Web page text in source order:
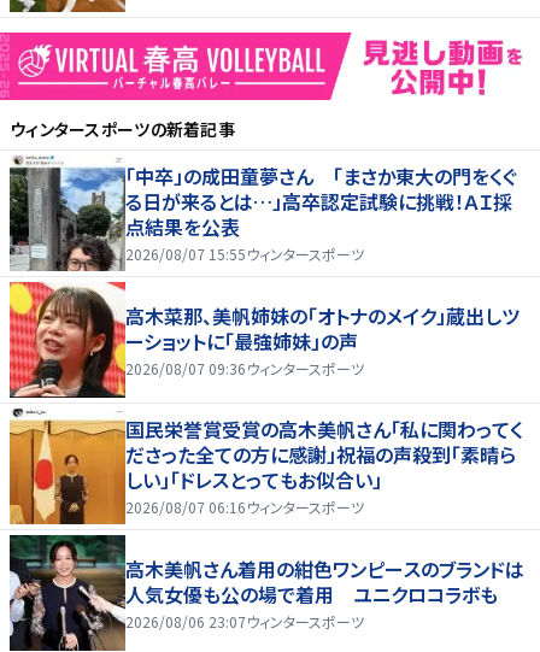
ウィンタースポーツの新着記事
「中卒」の成田童夢さん 「まさか東大の門をくぐ
る日が来るとは…」高卒認定試験に挑戦！ＡＩ採
点結果を公表
2026/08/07 15:55ウィンタースポーツ
高木菜那、美帆姉妹の「オトナのメイク」蔵出しツ
ーショットに「最強姉妹」の声
2026/08/07 09:36ウィンタースポーツ
国民栄誉賞受賞の高木美帆さん「私に関わってく
ださった全ての方に感謝」祝福の声殺到「素晴ら
しい」「ドレスとってもお似合い」
2026/08/07 06:16ウィンタースポーツ
高木美帆さん着用の紺色ワンピースのブランドは
人気女優も公の場で着用 ユニクロコラボも
2026/08/06 23:07ウィンタースポーツ